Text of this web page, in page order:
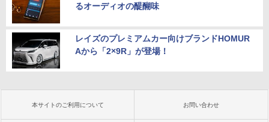
るオーディオの醍醐味
レイズのプレミアムカー向けブランドHOMUR
Aから「2×9R」が登場！
本サイトのご利用について お問い合わせ